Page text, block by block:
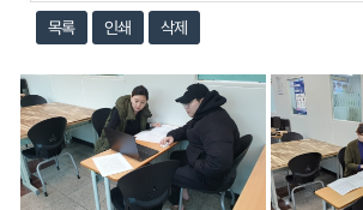
목록 인쇄 삭제